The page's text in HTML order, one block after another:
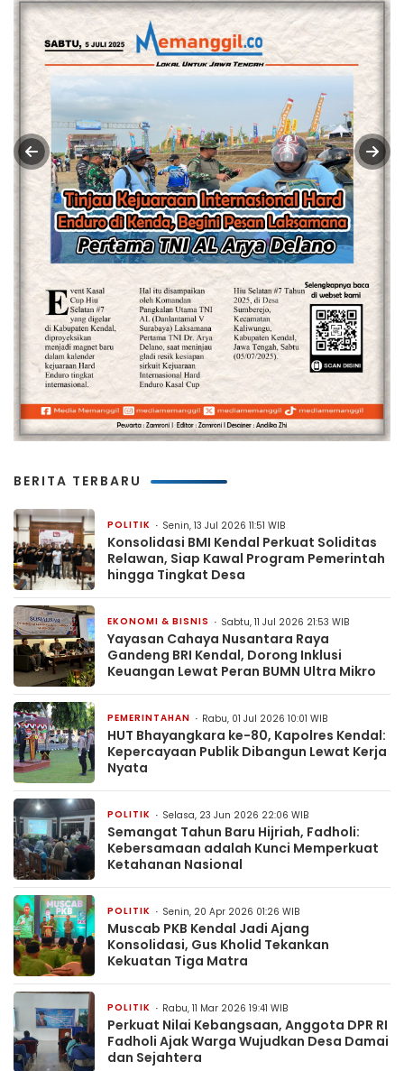
BERITA TERBARU
POLITIK Senin, 13 Jul 2026 11:51 WIB
Konsolidasi BMI Kendal Perkuat Soliditas
Relawan, Siap Kawal Program Pemerintah
hingga Tingkat Desa
EKONOMI & BISNIS Sabtu, 11 Jul 2026 21:53 WIB
Yayasan Cahaya Nusantara Raya
Gandeng BRI Kendal, Dorong Inklusi
Keuangan Lewat Peran BUMN Ultra Mikro
PEMERINTAHAN Rabu, 01 Jul 2026 10:01 WIB
HUT Bhayangkara ke-80, Kapolres Kendal:
Kepercayaan Publik Dibangun Lewat Kerja
Nyata
POLITIK Selasa, 23 Jun 2026 22:06 WIB
Semangat Tahun Baru Hijriah, Fadholi:
Kebersamaan adalah Kunci Memperkuat
Ketahanan Nasional
POLITIK Senin, 20 Apr 2026 01:26 WIB
Muscab PKB Kendal Jadi Ajang
Konsolidasi, Gus Kholid Tekankan
Kekuatan Tiga Matra
POLITIK Rabu, 11 Mar 2026 19:41 WIB
Perkuat Nilai Kebangsaan, Anggota DPR RI
Fadholi Ajak Warga Wujudkan Desa Damai
dan Sejahtera